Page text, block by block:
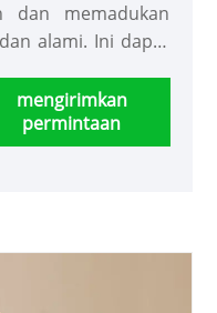
memadukan
alami. Ini dapat
berbeda agar
setiap orang.
dan Anda dapat
mengirimkan
permintaan